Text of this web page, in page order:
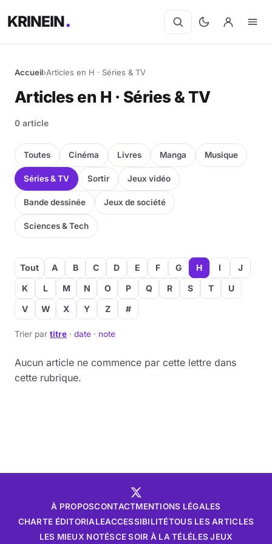
KRINEIN
Accueil›Articles en H · Séries & TV
Articles en H · Séries & TV
0 article
Toutes Cinéma Livres Manga Musique
Séries & TV Sortir Jeux vidéo
Bande dessinée Jeux de société
Sciences & Tech
Tout A B C D E F G H I
J
K
L M N O P Q R S T
U
V
W X Y Z #
Trier par titre · date · note
Aucun article ne commence par cette lettre dans
cette rubrique.
À PROPOSCONTACTMENTIONS LÉGALES
CHARTE ÉDITORIALEACCESSIBILITÉTOUS LES ARTICLES
LES MIEUX NOTÉSCE SOIR À LA TÉLÉLES JEUX